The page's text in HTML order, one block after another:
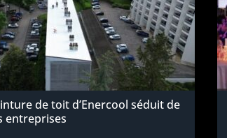
de toit d’Enercool séduit de
entreprises